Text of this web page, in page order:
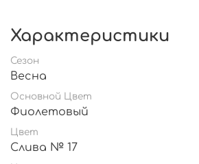
Характеристики
Сезон
Весна
Основной Цвет
Фиолетовый
Цвет
Слива № 17